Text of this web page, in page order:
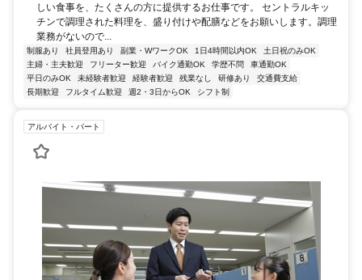
しい食事を、たくさんの方に提供するお仕事です。 セントラルキッ
チンで調理された料理を、盛り付けや配膳などをお願いします。調理
業務がないので...
制服あり 社員登用あり 副業・WワークOK 1日4時間以内OK
土日祝のみOK
主婦・主夫歓迎
フリーター歓迎 バイク通勤OK 学歴不問
車通勤OK
平日のみOK
未経験者歓迎 経験者歓迎 残業なし 研修あり
交通費支給
長期歓迎
フルタイム歓迎 週2・3日からOK シフト制
アルバイト・パート